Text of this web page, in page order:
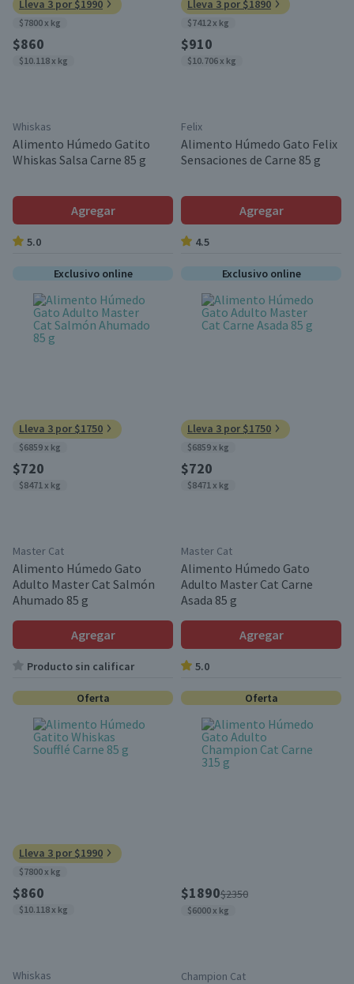
Lleva 3 por $1990
$7800 x kg
$860
$10.118 x kg
Whiskas
Alimento Húmedo Gatito
Whiskas Salsa Carne 85 g
Agregar
5.0
Lleva 3 por $1890
$7412 x kg
$910
$10.706 x kg
Felix
Alimento Húmedo Gato Felix
Sensaciones de Carne 85 g
Agregar
4.5
Exclusivo online
Lleva 3 por $1750
$6859 x kg
$720
$8471 x kg
Master Cat
Alimento Húmedo Gato
Adulto Master Cat Salmón
Ahumado 85 g
Agregar
Producto sin calificar
Exclusivo online
Lleva 3 por $1750
$6859 x kg
$720
$8471 x kg
Master Cat
Alimento Húmedo Gato
Adulto Master Cat Carne
Asada 85 g
Agregar
5.0
Oferta
Lleva 3 por $1990
$7800 x kg
$860
$10.118 x kg
Whiskas
Oferta
$1890$2350
$6000 x kg
Champion Cat